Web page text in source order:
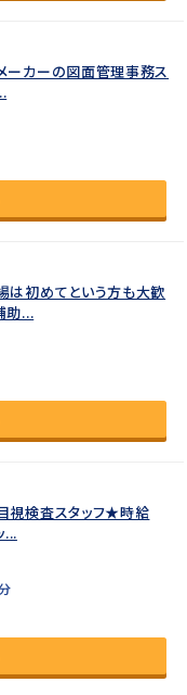
ーカーの図面管理事務ス
は初めてという方も大歓
助...
視検査スタッフ★時給
...